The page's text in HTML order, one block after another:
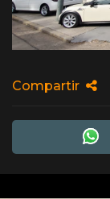
Compartir